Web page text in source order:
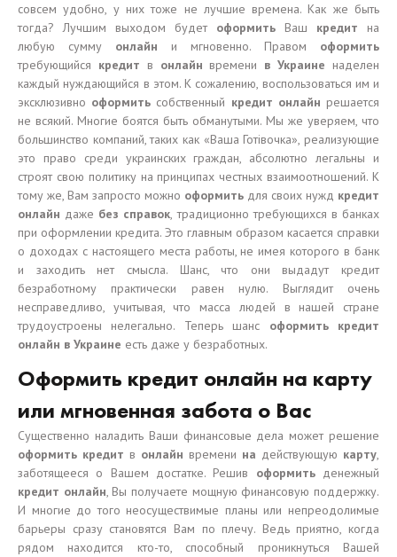
совсем удобно, у них тоже не лучшие времена. Как же быть
тогда? Лучшим выходом будет оформить Ваш кредит на
любую сумму онлайн и мгновенно. Правом оформить
требующийся кредит в онлайн времени в Украине наделен
каждый нуждающийся в этом. К сожалению, воспользоваться им и
эксклюзивно оформить собственный кредит онлайн решается
не всякий. Многие боятся быть обманутыми. Мы же уверяем, что
большинство компаний, таких как «Ваша Готівочка», реализующие
это право среди украинских граждан, абсолютно легальны и
строят свою политику на принципах честных взаимоотношений. К
тому же, Вам запросто можно оформить для своих нужд кредит
онлайн даже без справок, традиционно требующихся в банках
при оформлении кредита. Это главным образом касается справки
о доходах с настоящего места работы, не имея которого в банк
и заходить нет смысла. Шанс, что они выдадут кредит
безработному практически равен нулю. Выглядит очень
несправедливо, учитывая, что масса людей в нашей стране
трудоустроены нелегально. Теперь шанс оформить кредит
онлайн в Украине есть даже у безработных.
Оформить кредит онлайн на карту
или мгновенная забота о Вас
Существенно наладить Ваши финансовые дела может решение
оформить кредит в онлайн времени на действующую карту,
заботящееся о Вашем достатке. Решив оформить денежный
кредит онлайн, Вы получаете мощную финансовую поддержку.
И многие до того неосуществимые планы или непреодолимые
барьеры сразу становятся Вам по плечу. Ведь приятно, когда
рядом находится кто-то, способный проникнуться Вашей